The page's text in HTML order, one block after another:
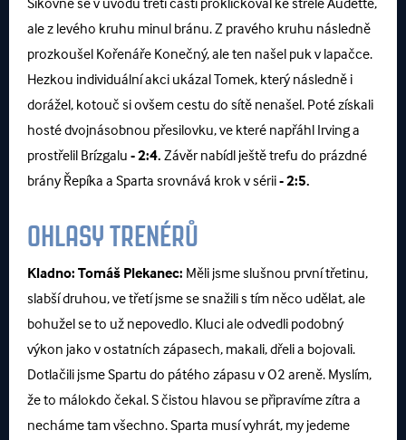
ale z levého kruhu minul bránu. Z pravého kruhu následně
prozkoušel Kořenáře Konečný, ale ten našel puk v lapačce.
Hezkou individuální akci ukázal Tomek, který následně i
dorážel, kotouč si ovšem cestu do sítě nenašel. Poté získali
hosté dvojnásobnou přesilovku, ve které napřáhl Irving a
prostřelil Brízgalu - 2:4. Závěr nabídl ještě trefu do prázdné
brány Řepíka a Sparta srovnává krok v sérii- 2:5.
OHLASY TRENÉRŮ
Kladno: Tomáš Plekanec: Měli jsme slušnou první třetinu,
slabší druhou, ve třetí jsme se snažili s tím něco udělat, ale
bohužel se to už nepovedlo. Kluci ale odvedli podobný
výkon jako v ostatních zápasech, makali, dřeli a bojovali.
Dotlačili jsme Spartu do pátého zápasu v O2 areně. Myslím,
že to málokdo čekal. S čistou hlavou se připravíme zítra a
necháme tam všechno. Sparta musí vyhrát, my jedeme